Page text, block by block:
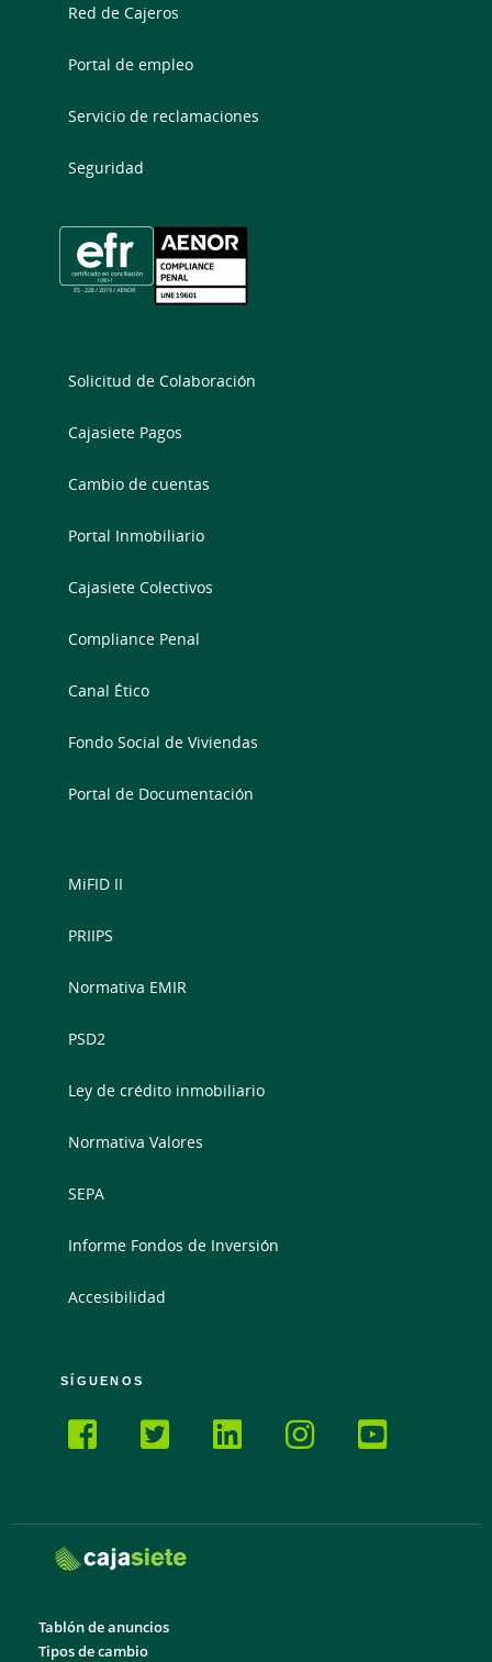
Red de Cajeros
Portal de empleo
Servicio de reclamaciones
Seguridad
Solicitud de Colaboración
Cajasiete Pagos
Cambio de cuentas
Portal Inmobiliario
Cajasiete Colectivos
Compliance Penal
Canal Ético
Fondo Social de Viviendas
Portal de Documentación
MiFID II
PRIIPS
Normativa EMIR
PSD2
Ley de crédito inmobiliario
Normativa Valores
SEPA
Informe Fondos de Inversión
Accesibilidad
SÍGUENOS
Tablón de anuncios
Tipos de cambio